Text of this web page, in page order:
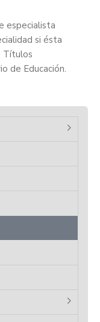
especialista
si ésta
Títulos
de Educación.